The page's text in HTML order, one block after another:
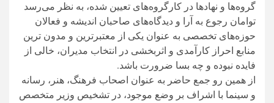
گروه‌ها و نهادها در کارگروه‌های تعیین شده، به نظر می‌رسد
توامان رجوع به آرا و دیدگاه‌های صاحبان اندیشه و فعالان
حوزه‌های تخصصی به عنوان یکی از معتبرترین و مدون ترین
منابع احراز کارآمدی و اثربخشی در انتخاب مدیران، خالی از
فایده نبوده و چه بسا ضرورت باشد.
از همین رو جمع حاضر به عنوان اصحاب فرهنگ، هنر، رسانه
و سینما با اشراف بر وضع موجود، در تشخیص وزیر متخصص